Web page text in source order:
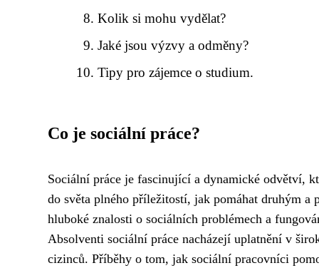
Kolik si mohu vydělat?
Jaké jsou výzvy a odměny?
Tipy pro zájemce o studium.
Co je sociální práce?
Sociální práce je fascinující a dynamické odvětví,
do světa plného příležitostí, jak pomáhat druhým
hluboké znalosti o sociálních problémech a
Absolventi sociální práce nacházejí uplatnění v
cizinců. Příběhy o tom, jak sociální pracovníci